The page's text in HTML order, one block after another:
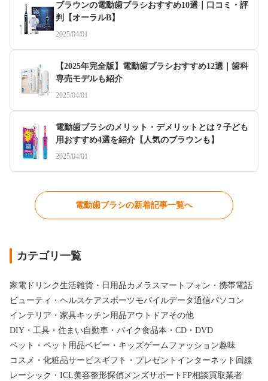
ブラウンの電動歯ブラシおすすめ10選｜口コミ・評
判【オーラルB】
2025/04/01
【2025年完全版】電動歯ブラシおすすめ12選｜歯科
専売モデルも紹介
2025/04/01
電動歯ブラシのメリット・デメリットとは？子ども
用おすすめ4選を紹介【人気のブラウンも】
2025/04/01
電動歯ブラシの新着記事一覧へ
カテゴリ一覧
家電 ドリンク生活雑貨・日用品カメラ スマートフォン・携帯電話
ビューティ・ヘルスケアスポーツモバイルデータ通信パソコン
インテリア・家具キッチン用品アウトドアその他
DIY・工具・住まい自動車・バイク食品本・CD・DVD
ペット・ペット用品ベビー・キッズゲームファッション趣味
コスメ・化粧品サービス ギフト・プレゼント インターネット回線
レーシック・ICL美容整形探偵メンズサポート FP相談買取業者